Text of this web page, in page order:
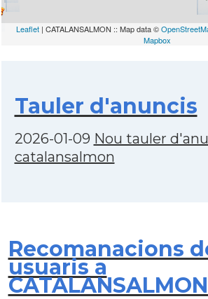
Leaflet | CATALANSALMON :: Map data ©
Mapbox
Tauler d'anuncis
2026-01-09 Nou tauler
catalansalmon
Recomanacions
usuaris a